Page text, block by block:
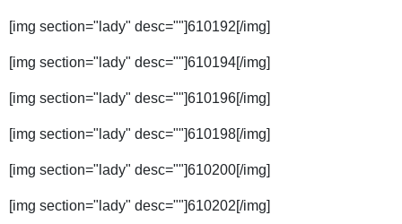
[img section="lady" desc=""]610192[/img]
[img section="lady" desc=""]610194[/img]
[img section="lady" desc=""]610196[/img]
[img section="lady" desc=""]610198[/img]
[img section="lady" desc=""]610200[/img]
[img section="lady" desc=""]610202[/img]